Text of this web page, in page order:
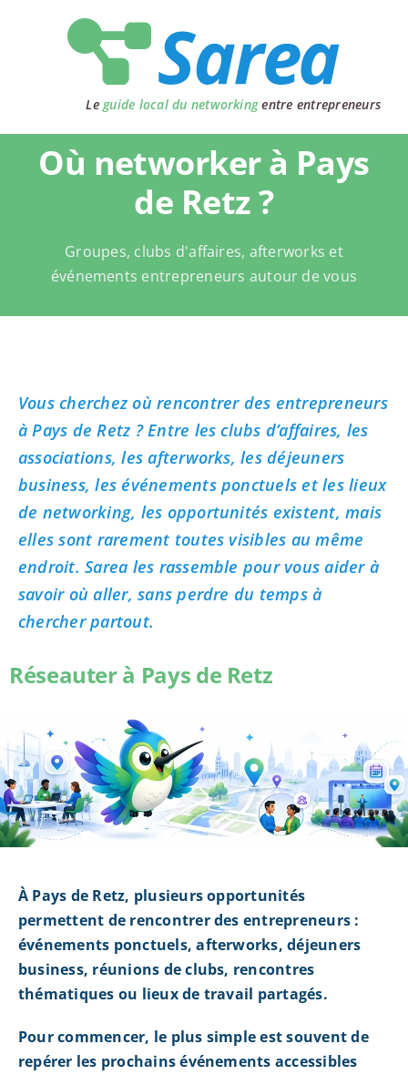
Le guide local du networkingentre entrepreneurs
Où networker à Pays
de Retz ?
Groupes, clubs d'affaires, afterworks et
événements entrepreneurs autour de vous
Vous cherchez où rencontrer des entrepreneurs
à Pays de Retz ? Entre les clubs d’affaires, les
associations, les afterworks, les déjeuners
business, les événements ponctuels et les lieux
de networking, les opportunités existent, mais
elles sont rarement toutes visibles au même
endroit. Sarea les rassemble pour vous aider à
savoir où aller, sans perdre du temps à
chercher partout.
Réseauter à Pays de Retz
À Pays de Retz, plusieurs opportunités
permettent de rencontrer des entrepreneurs :
événements ponctuels, afterworks, déjeuners
business, réunions de clubs, rencontres
thématiques ou lieux de travail partagés.
Pour commencer, le plus simple est souvent de
repérer les prochains événements accessibles